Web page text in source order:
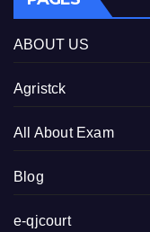
ABOUT US
Agristck
All About Exam
Blog
e-qjcourt